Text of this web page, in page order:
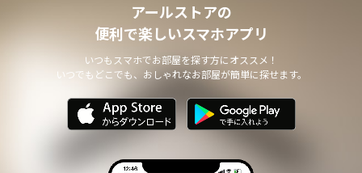
アールストアの
便利で楽しいスマホアプリ
いつもスマホでお部屋を探す方にオススメ！
いつでもどこでも、おしゃれなお部屋が簡単に探せます。